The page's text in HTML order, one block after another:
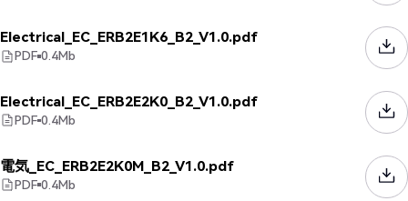
Electrical_EC_ERB2E1K6_B2_V1.0.pdf
PDF 0.4Mb
Electrical_EC_ERB2E2K0_B2_V1.0.pdf
PDF 0.4Mb
電気_EC_ERB2E2K0M_B2_V1.0.pdf
PDF 0.4Mb